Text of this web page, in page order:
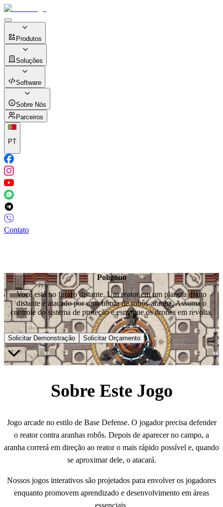
Produtos
Soluções
Software
Sobre Nós
Parceiros
PT
Contato
Polígono
Você está no futuro distante. Um reator em um planeta muito
distante é atacado por uma horda de robôs-aranha. Assuma o
controle do sistema de proteção e esmague os drones em revolta.
Solicitar Demonstração Solicitar Orçamento
Sobre Este Jogo
Jogo arcade no estilo de Base Defense. O jogador precisa defender
o reator contra aranhas robôs. Depois de aparecer no campo, a
aranha correrá em direção ao reator o mais rápido possível e, quando
se aproximar dele, o atacará.
Nossos jogos interativos são projetados para envolver os jogadores
enquanto promovem aprendizado e desenvolvimento em áreas
essenciais.